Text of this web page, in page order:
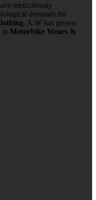
meticulously
demands for
. A.W has grown
in Motorbike Wears &